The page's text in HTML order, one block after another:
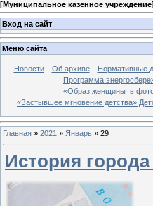
[Муниципальное казенное учреждение]
Вход на сайт
Меню сайта
Новости Об архиве Нормативные
Программа
«Образ женщины в
«Застывшее мгновение детства»
Главная » 2021 » Январь » 29
История